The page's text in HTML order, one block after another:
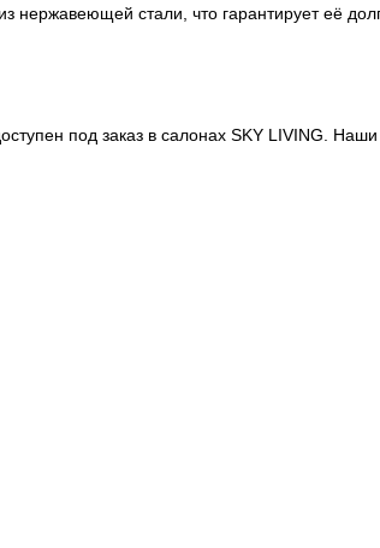
стали, что гарантирует её
под заказ в салонах SKY LIVING .